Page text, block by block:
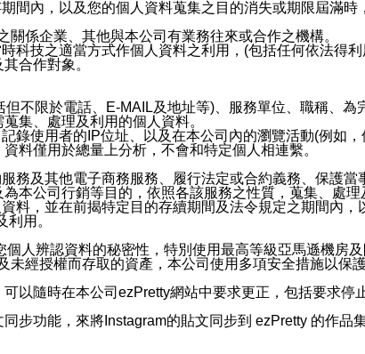
間內，以及您的個人資料蒐集之目的消失或期限屆滿時
係企業、其他與本公司有業務往來或合作之機構。
科技之適當方式作個人資料之利用，(包括任何依法得
合作對象。
不限於電話、E-MAIL及地址等)、服務單位、職稱、
集、處理及利用的個人資料。
錄使用者的IP位址、以及在本公司內的瀏覽活動(例如
料僅用於總量上分析，不會和特定個人相連繫。
務及其他電子商務服務、履行法定或合約義務、保護
本公司行銷等目的，依照各該服務之性質，蒐集、處理
料，並在前揭特定目的存續期間及法令規定之期間內
用。
人辨認資料的秘密性，特別使用最高等級亞馬遜機房
經授權而存取的資產，本公司使用多項安全措施以保
以隨時在本公司ezPretty網站中要求更正，包括要求停
步功能，來將Instagram的貼文同步到 ezPretty 的作